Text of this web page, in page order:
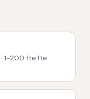
·1-200 ftefte